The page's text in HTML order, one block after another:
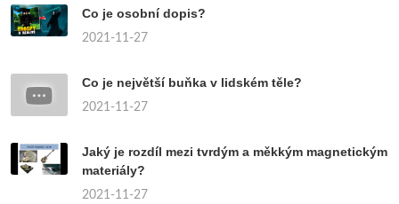
Co je osobní dopis?
2021-11-27
Co je největší buňka v lidském těle?
2021-11-27
Jaký je rozdíl mezi tvrdým a měkkým magnetickým
materiály?
2021-11-27